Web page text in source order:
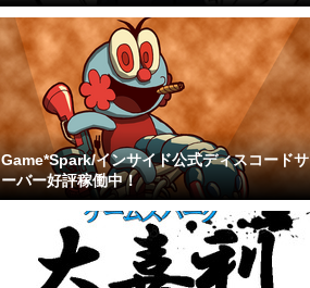
Game*Spark/インサイド公式ディスコードサ
ーバー好評稼働中！